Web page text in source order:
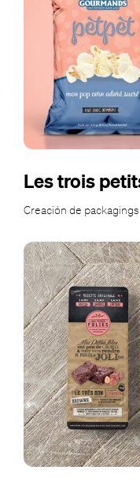
Les trois
Creación de packagings